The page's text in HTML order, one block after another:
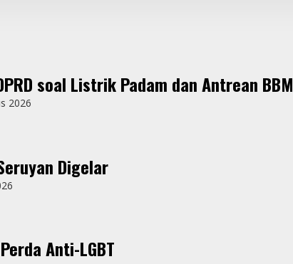
soal Listrik Padam dan Antrean BBM
2026
Digelar
Anti-LGBT